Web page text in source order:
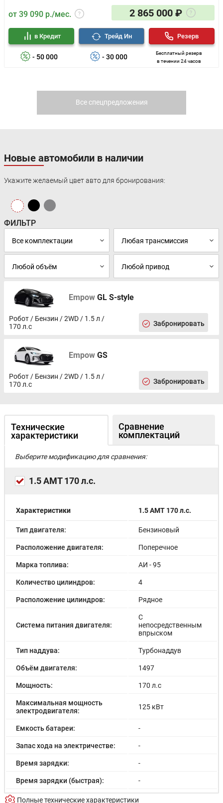
от 39 090 р./мес. 2 865 000 ₽
- 50 000
в Кредит
- 30 000
Трейд Ин
Бесплатный резерв
в течении 24 часов
Резерв
Все спецпредложения
Новые автомобили в наличии
Укажите желаемый цвет авто для бронирования:
ФИЛЬТР
Empow GL S-style
Робот / Бензин / 2WD / 1.5 л /
170 л.с
Забронировать
Empow GS
Робот / Бензин / 2WD / 1.5 л /
170 л.с
Забронировать
Технические
характеристики
Сравнение
комплектаций
Выберите модификацию для сравнения:
1.5 AMT 170 л.с.
Характеристики 1.5 AMT 170 л.с.
Тип двигателя: Бензиновый
Расположение двигателя: Поперечное
Марка топлива: АИ - 95
Количество цилиндров: 4
Расположение цилиндров: Рядное
Система питания двигателя:
С
непосредственным
впрыском
Тип наддува: Турбонаддув
Объём двигателя: 1497
Мощность: 170 л.с
Максимальная мощность
электродвигателя:
125 кВт
Емкость батареи: -
Запас хода на электричестве: -
Время зарядки: -
Время зарядки (быстрая): -
Разгон до 100км/час:
Полные технические характеристики